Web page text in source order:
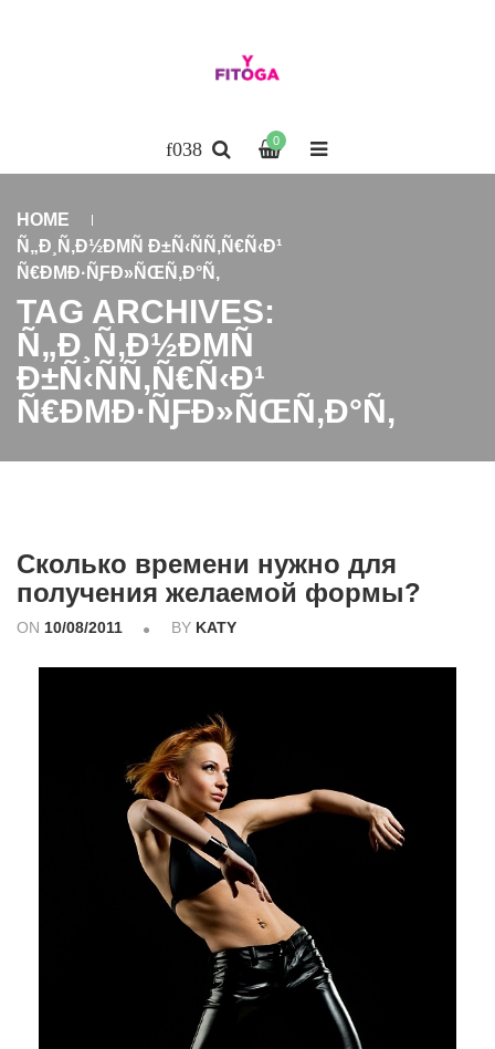
0
HOME
Ñ„Ð¸Ñ‚Ð½ÐΜÑ Ð±Ñ‹ÑÑ‚Ñ€Ñ‹Ð¹
Ñ€ÐΜÐ·ÑƑÐ»ÑŒÑ‚Ð°Ñ‚
TAG ARCHIVES:
Ñ„Ð¸Ñ‚Ð½ÐΜÑ
Ð±Ñ‹ÑÑ‚Ñ€Ñ‹Ð¹
Ñ€ÐΜÐ·ÑƑÐ»ÑŒÑ‚Ð°Ñ‚
Сколько времени нужно для
получения желаемой формы?
ON 10/08/2011 BY KATY